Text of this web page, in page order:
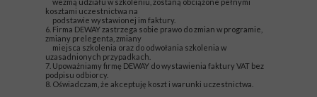
wezmą udziału w szkoleniu, zostaną obciążone pełnymi
kosztami uczestnictwa na
podstawie wystawionej im faktury.
6. Firma DEWAY zastrzega sobie prawo do zmian w programie,
zmiany prelegenta, zmiany
miejsca szkolenia oraz do odwołania szkolenia w
uzasadnionych przypadkach.
7. Upoważniamy firmę DEWAY do wystawienia faktury VAT bez
podpisu odbiorcy.
8. Oświadczam, że akceptuję koszt i warunki uczestnictwa.